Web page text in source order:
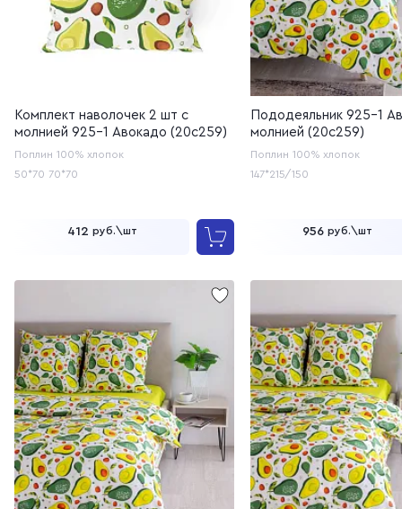
Комплект наволочек 2 шт с
молнией 925-1 Авокадо (20с259)
Поплин 100% хлопок
50*70 70*70
412 руб.\шт
Пододеяльник 925-1
молнией (20с259)
Поплин 100% хлопок
147*215/150
956 руб.\шт